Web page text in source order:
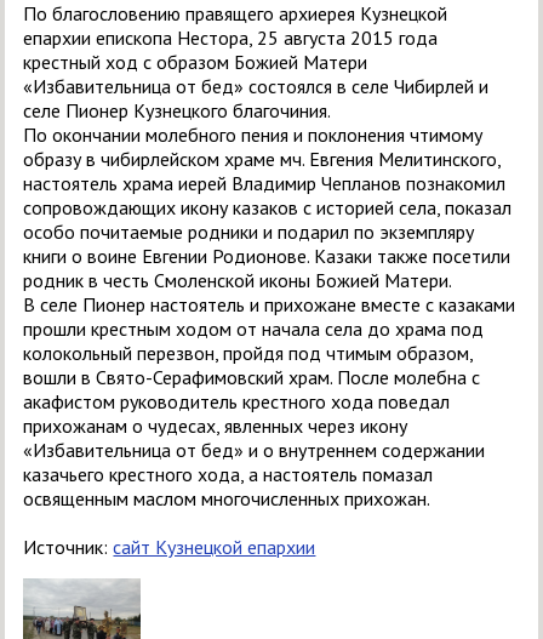
По благословению правящего архиерея Кузнецкой
епархии епископа Нестора, 25 августа 2015 года
крестный ход с образом Божией Матери
«Избавительница от бед» состоялся в селе Чибирлей и
селе Пионер Кузнецкого благочиния.
По окончании молебного пения и поклонения чтимому
образу в чибирлейском храме мч. Евгения Мелитинского,
настоятель храма иерей Владимир Чепланов познакомил
сопровождающих икону казаков с историей села, показал
особо почитаемые родники и подарил по экземпляру
книги о воине Евгении Родионове. Казаки также посетили
родник в честь Смоленской иконы Божией Матери.
В селе Пионер настоятель и прихожане вместе с казаками
прошли крестным ходом от начала села до храма под
колокольный перезвон, пройдя под чтимым образом,
вошли в Свято-Серафимовский храм. После молебна с
акафистом руководитель крестного хода поведал
прихожанам о чудесах, явленных через икону
«Избавительница от бед» и о внутреннем содержании
казачьего крестного хода, а настоятель помазал
освященным маслом многочисленных прихожан.
Источник:сайт Кузнецкой епархии